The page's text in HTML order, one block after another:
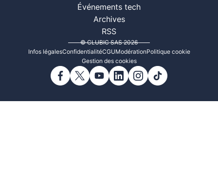
Événements tech
Archives
RSS
© CLUBIC SAS 2026
Infos légalesConfidentialitéCGUModérationPolitique cookie
Gestion des cookies